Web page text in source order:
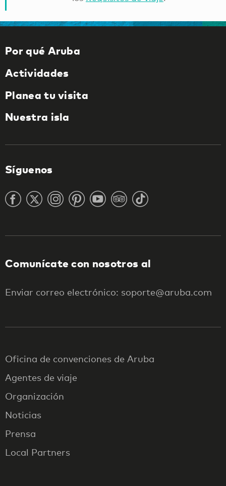
Por qué Aruba
Actividades
Planea tu visita
Nuestra isla
Síguenos
Comunícate con nosotros al
Enviar correo electrónico: soporte@aruba.com
Oficina de convenciones de Aruba
Agentes de viaje
Organización
Noticias
Prensa
Local Partners